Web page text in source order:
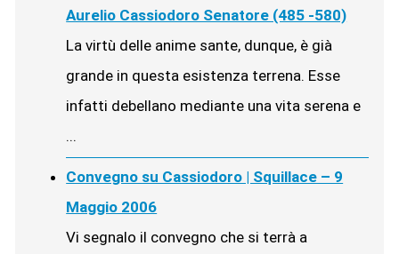
Aurelio Cassiodoro Senatore (485 -580)
La virtù delle anime sante, dunque, è già
grande in questa esistenza terrena. Esse
infatti debellano mediante una vita serena e
...
Convegno su Cassiodoro | Squillace – 9
Maggio 2006
Vi segnalo il convegno che si terrà a